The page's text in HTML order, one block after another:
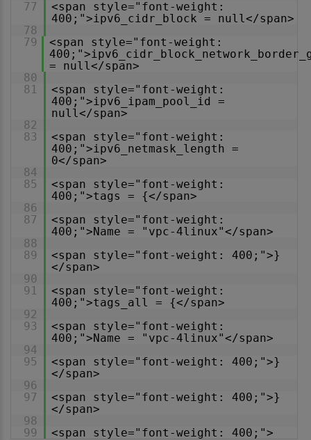
77
<span style="font-weight:
400;">ipv6_cidr_block = null</span>
78
79
<span style="font-weight:
= null</span>
80
81
<span style="font-weight:
400;">ipv6_ipam_pool_id =
null</span>
82
83
<span style="font-weight:
400;">ipv6_netmask_length =
0</span>
84
85
<span style="font-weight:
400;">tags = {</span>
86
87
<span style="font-weight:
400;">Name = "vpc-4linux"</span>
88
89
<span style="font-weight: 400;">}
</span>
90
91
<span style="font-weight:
400;">tags_all = {</span>
92
93
<span style="font-weight:
400;">Name = "vpc-4linux"</span>
94
95
<span style="font-weight: 400;">}
</span>
96
97
<span style="font-weight: 400;">}
</span>
98
99
<span style="font-weight: 400;">